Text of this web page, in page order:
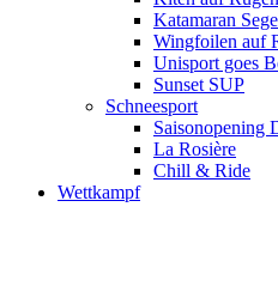
Katamaran
Wingfoilen auf
Unisport goes
Sunset SUP
Schneesport
Saisonopening
La Rosière
Chill & Ride
Wettkampf